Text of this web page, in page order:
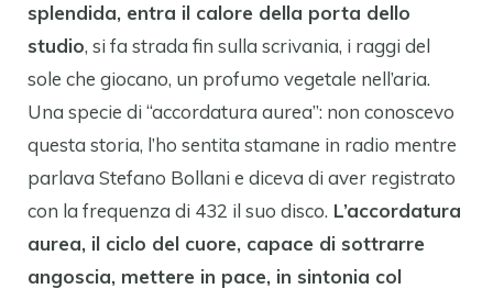
splendida, entra il calore della porta dello
studio, si fa strada fin sulla scrivania, i raggi del
sole che giocano, un profumo vegetale nell’aria.
Una specie di “accordatura aurea”: non conoscevo
questa storia, l’ho sentita stamane in radio mentre
parlava Stefano Bollani e diceva di aver registrato
con la frequenza di 432 il suo disco. L’accordatura
aurea, il ciclo del cuore, capace di sottrarre
angoscia, mettere in pace, in sintonia col